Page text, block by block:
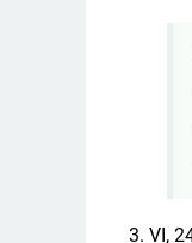
3. VI,